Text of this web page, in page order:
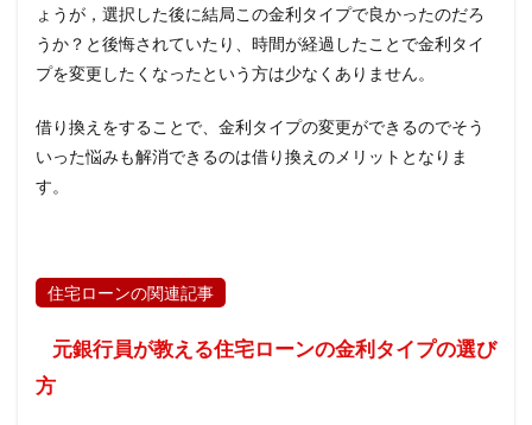
ょうが，選択した後に結局この金利タイプで良かったのだろ
うか？と後悔されていたり、時間が経過したことで金利タイ
プを変更したくなったという方は少なくありません。
借り換えをすることで、金利タイプの変更ができるのでそう
いった悩みも解消できるのは借り換えのメリットとなりま
す。
住宅ローンの関連記事
元銀行員が教える住宅ローンの金利タイプの選び
方